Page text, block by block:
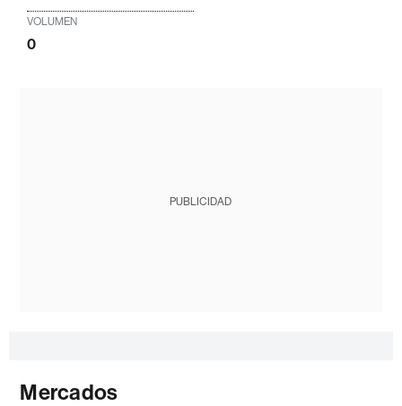
VOLUMEN
0
PUBLICIDAD
Mercados